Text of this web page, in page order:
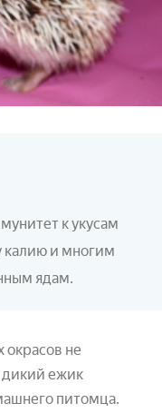
к укусам
калию и многим
ядам.
окрасов не
дикий ежик
питомца.